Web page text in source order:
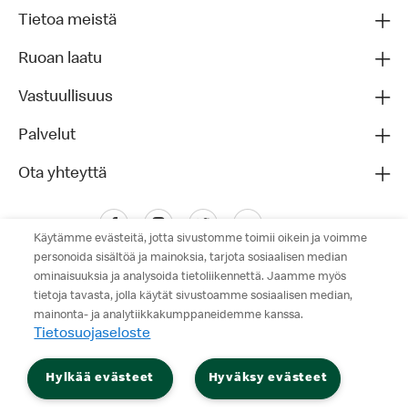
Tietoa meistä
Ruoan laatu
Vastuullisuus
Palvelut
Ota yhteyttä
Tietosuojaseloste
Käyttöehdot
Käytämme evästeitä, jotta sivustomme toimii oikein ja voimme
personoida sisältöä ja mainoksia, tarjota sosiaalisen median
ominaisuuksia ja analysoida tietoliikennettä. Jaamme myös
tietoja tavasta, jolla käytät sivustoamme sosiaalisen median,
mainonta- ja analytiikkakumppaneidemme kanssa.
Tietosuojaseloste
Hyväksy evästeet
Hylkää evästeet